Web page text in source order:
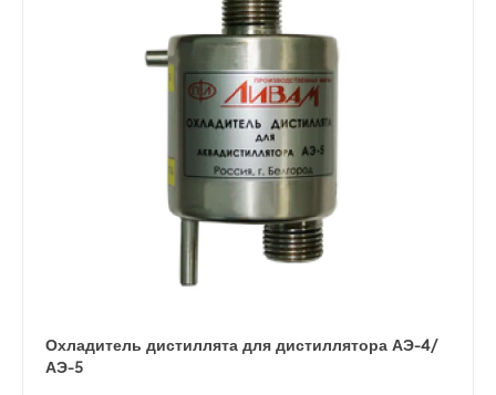
Охладитель дистиллята для дистиллятора АЭ-4/
АЭ-5